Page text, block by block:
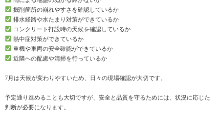
掘削箇所の崩れやすさを確認しているか
排水経路や水たまり対策ができているか
コンクリート打設時の天候を確認しているか
熱中症対策ができているか
重機や車両の安全確認ができているか
近隣への配慮や清掃を行っているか
7月は天候が変わりやすいため、日々の現場確認が大切です。
予定通り進めることも大切ですが、安全と品質を守るためには、状況に応じた
判断が必要になります。